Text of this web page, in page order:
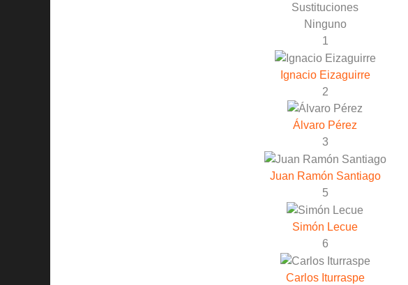
Sustituciones
Ninguno
1
Ignacio Eizaguirre
2
Álvaro Pérez
3
Juan Ramón Santiago
5
Simón Lecue
6
Carlos Iturraspe